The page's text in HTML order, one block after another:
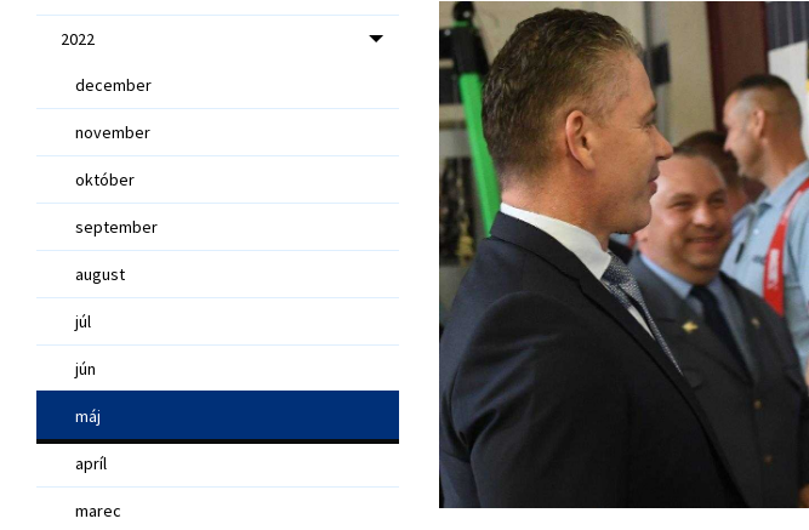
2022
december
november
október
september
august
júl
jún
máj
apríl
marec